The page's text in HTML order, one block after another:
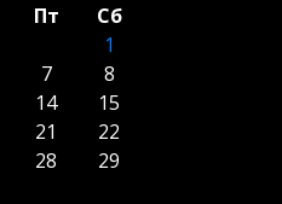
Пт
Сб
1
7
8
14
15
21
22
28
29